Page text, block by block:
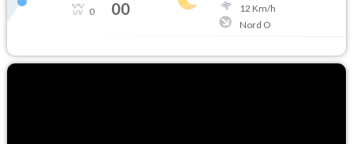
0 00
12 Km/h
Nord O